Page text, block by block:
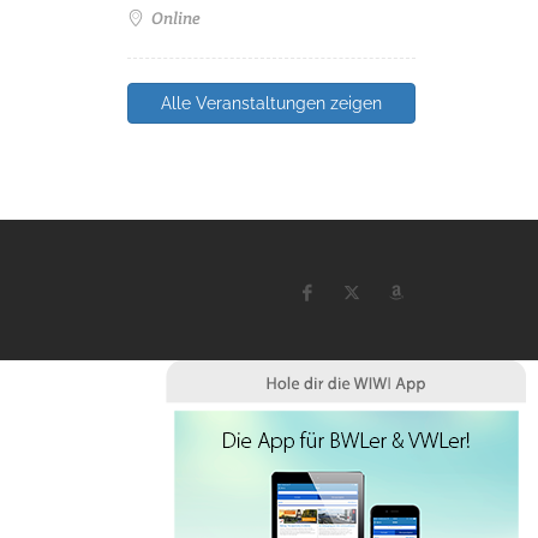
Online
Alle Veranstaltungen zeigen